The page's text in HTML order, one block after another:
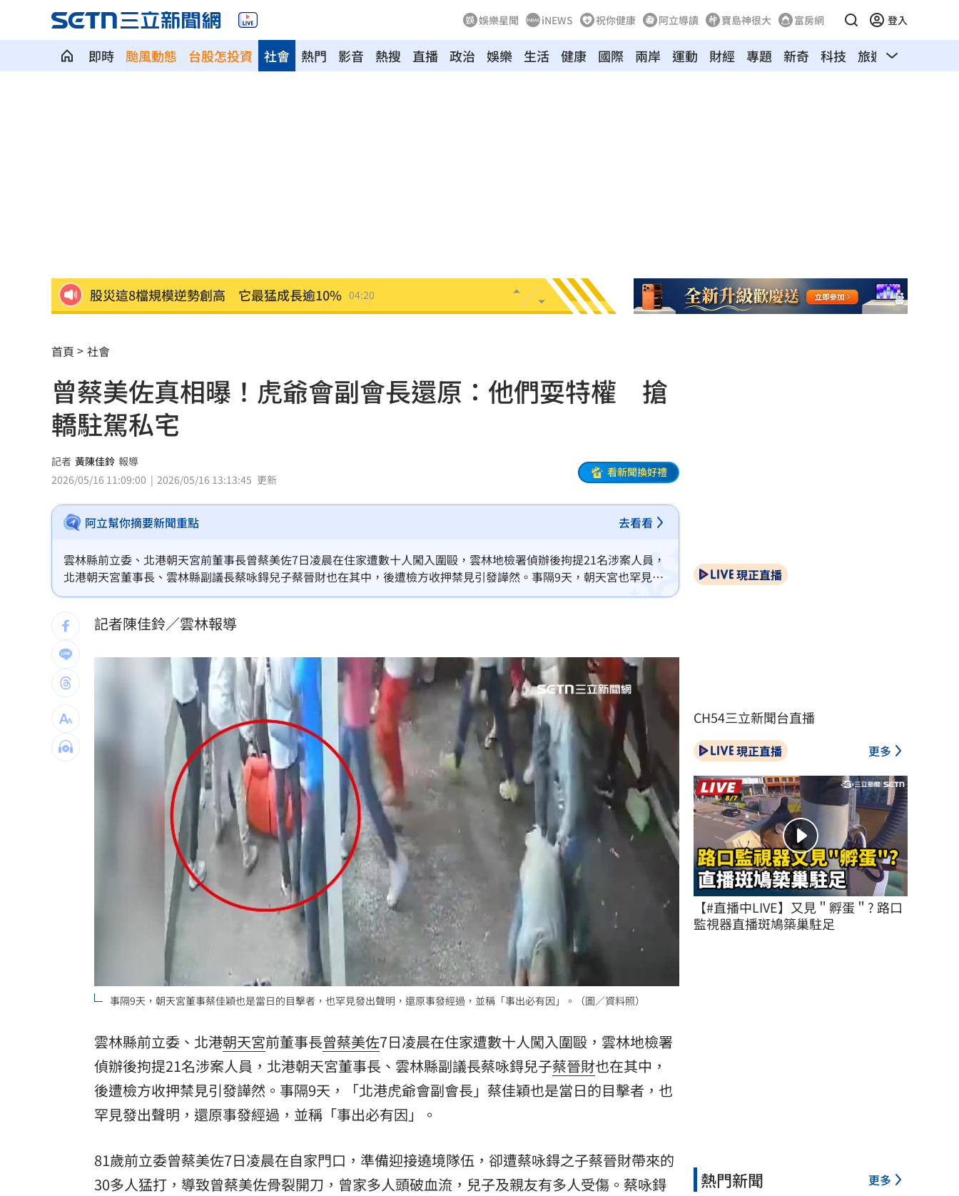
娛樂星聞 iNEWS 祝你健康 阿立導讀 寶島神很大 富房網 登入
即時 颱風動態 台股怎投資 熱門 影音 熱搜 直播 政治
社會 娛樂 生活 健康 國際 兩岸 運動 財經 專題 新奇 科技 旅遊 汽車
股災這8檔規模逆勢創高 它最猛成長逾10% 04:20
半導體與綠能雙箭頭！ 「它」霸氣狂賺
華許9月升息？ING：匯市在他與戰爭間拉鋸 03:10
老後離婚財產怎麼分？ 丈夫退休金拒分
「這餐飲集團」擺脫陰霾！上半年營收創高
賓士S500擋浩劫！車主這話暖哭全網
台股暴跌誰最能扛 高含金這幾檔繳正報酬
Q2獲利年增221% 愛普*EPS衝4.18元！ 01:20
定投10年翻逾5倍 這檔吸引存股族卡位！
新／四指齊揚！台指期飆破500點 00:48
慈濟遭詐10.6億元！全款拿回解方曝 00:47
稱龍蝦咬完就吐 爆李世宗要信徒喝精油 00:43
樂天女孩淚揭往事 愛意表達障礙遭重擊 00:41
台灣彩券開獎直播中 20:31
LIVE三立+24小時直播 15:27
三立iNEWS新聞台線上直播 18:00
台彩父親節推新刮刮樂千萬頭獎超「爸」氣 12:00
商場戰國來臨 台中「頂奢大道」逐漸成形 12:00
「拍片人的多重宇宙」職涯論壇9/12登場！
8國球員齊聚高雄 Formosa 7s掀足球熱潮 10:00
首頁 社會
曾蔡美佐真相曝！虎爺會副會長還原：他們耍特權 搶
轎駐駕私宅
記者 黃陳佳鈴 報導
2026/05/16 11:09:00
2026/05/16 13:13:45 更新
看新聞換好禮
阿立幫你摘要新聞重點 去看看
雲林縣前立委、北港朝天宮前董事長曾蔡美佐7日凌晨在住家遭數十人闖入圍毆，雲林地檢署偵辦後拘提21名涉案人員，
北港朝天宮董事長、雲林縣副議長蔡咏鍀兒子蔡晉財也在其中，後遭檢方收押禁見引發譁然。事隔9天，朝天宮也罕見發
出聲明，還原事發經過，並稱「釋出必有因」。
記者陳佳鈴／雲林報導
事隔9天，朝天宮董事蔡佳穎也是當日的目擊者，也罕見發出聲明，還原事發經過，並稱「事出必有因」。（圖／資料照）
雲林縣前立委、北港朝天宮前董事長曾蔡美佐7日凌晨在住家遭數十人闖入圍毆，雲林地檢署
偵辦後拘提21名涉案人員，北港朝天宮董事長、雲林縣副議長蔡咏鍀兒子蔡晉財也在其中，
後遭檢方收押禁見引發譁然。事隔9天，「北港虎爺會副會長」蔡佳穎也是當日的目擊者，也
罕見發出聲明，還原事發經過，並稱「事出必有因」。
81歲前立委曾蔡美佐7日凌晨在自家門口，準備迎接遶境隊伍，卻遭蔡咏鍀之子蔡晉財帶來的
30多人猛打，導致曾蔡美佐骨裂開刀，曾家多人頭破血流，兒子及親友有多人受傷。蔡咏鍀
現正直播
CH54三立新聞台直播
現正直播 更多
【#直播中LIVE】又見＂孵蛋＂? 路口
監視器直播斑鳩築巢駐足
熱門新聞 更多